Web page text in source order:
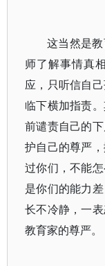
这当然是
师了解事情真
应，只听信自
临下横加指责
前谴责自己的
护自己的尊严
过你们，不能
是你们的能力
长不冷静，一
教育家的尊严。